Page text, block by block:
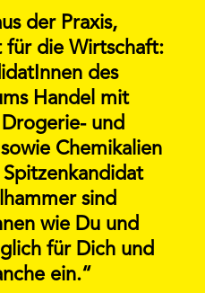
der Praxis,
für die Wirtschaft:
des
Handel mit
und
Chemikalien
sind
wie Du und
für Dich und
ein.“